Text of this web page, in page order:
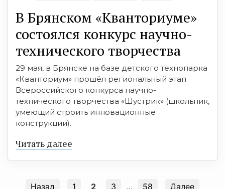
В Брянском «Кванториуме»
состоялся конкурс научно-
технического творчества
29 мая, в Брянске на базе детского технопарка
«Кванториум» прошёл региональный этап
Всероссийского конкурса научно-
технического творчества «Шустрик» (школьник,
умеющий строить инновационные
конструкции).
Читать далее
Назад 1 2 3 … 58 Далее